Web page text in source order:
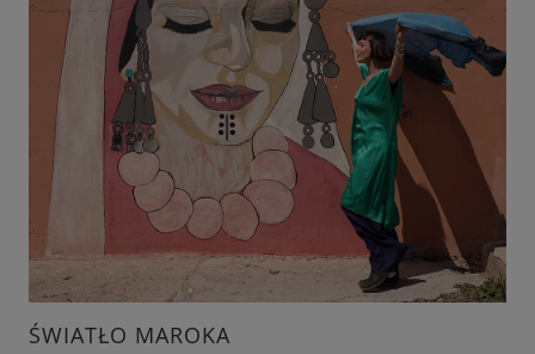
ŚWIATŁO MAROKA